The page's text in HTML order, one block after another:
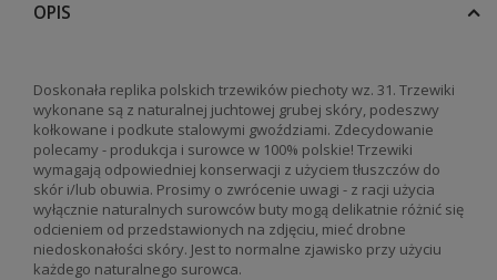
OPIS
Doskonała replika polskich trzewików piechoty wz. 31. Trzewiki
wykonane są z naturalnej juchtowej grubej skóry, podeszwy
kołkowane i podkute stalowymi gwoździami. Zdecydowanie
polecamy - produkcja i surowce w 100% polskie! Trzewiki
wymagają odpowiedniej konserwacji z użyciem tłuszczów do
skór i/lub obuwia. Prosimy o zwrócenie uwagi - z racji użycia
wyłącznie naturalnych surowców buty mogą delikatnie różnić się
odcieniem od przedstawionych na zdjęciu, mieć drobne
niedoskonałości skóry. Jest to normalne zjawisko przy użyciu
każdego naturalnego surowca.